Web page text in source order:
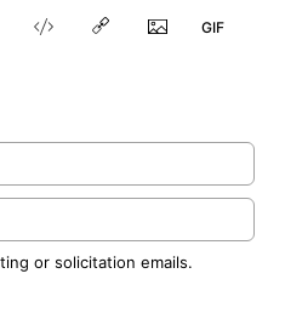
or solicitation emails.